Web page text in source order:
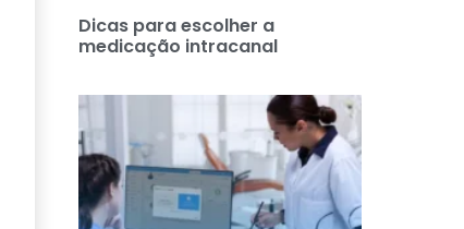
Dicas para escolher a
medicação intracanal